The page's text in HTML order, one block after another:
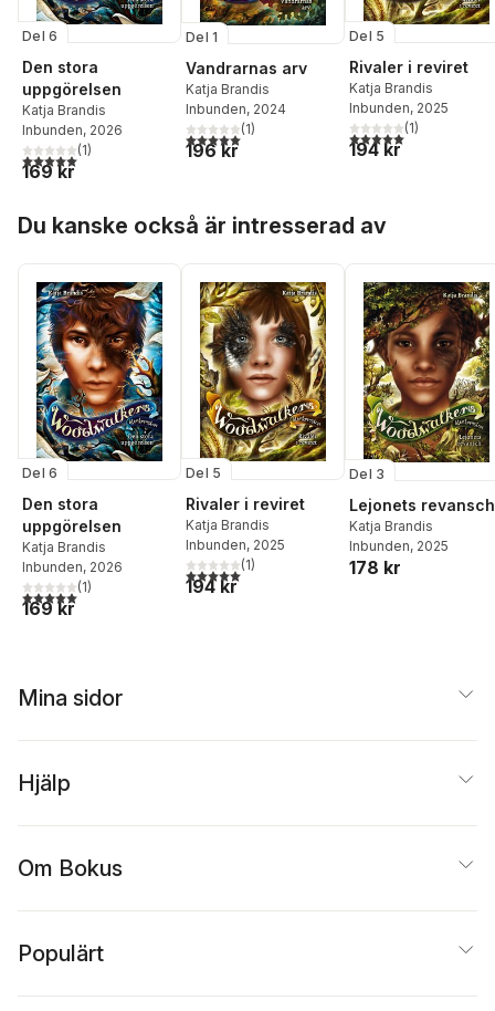
Del 6
Den stora
uppgörelsen
Katja Brandis
Inbunden, 2026
5,0utav 5 stjärnor. Totalt antal röster:
(1)
169 kr
Del 1
Vandrarnas arv
Katja Brandis
Inbunden, 2024
5,0utav 5 stjärnor. Totalt antal röster:
(1)
196 kr
Del 5
Rivaler i reviret
Katja Brandis
Inbunden, 2025
5,0utav 5 stjärnor.
(1)
194 kr
Du kanske också är intresserad av
Del 6
Den stora
uppgörelsen
Katja Brandis
Inbunden, 2026
5,0utav 5 stjärnor. Totalt antal röster:
(1)
169 kr
Del 5
Rivaler i reviret
Katja Brandis
Inbunden, 2025
5,0utav 5 stjärnor. Totalt antal röster:
(1)
194 kr
Del 3
Lejonets revansch
Katja Brandis
Inbunden, 2025
178 kr
Mina sidor
Hjälp
Om Bokus
Populärt